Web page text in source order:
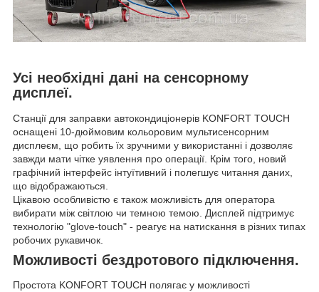
Усі необхідні дані на сенсорному
дисплеї.
Станції для заправки автокондиціонерів KONFORT TOUCH
оснащені 10-дюймовим кольоровим мультисенсорним
дисплеєм, що робить їх зручними у використанні і дозволяє
завжди мати чітке уявлення про операції. Крім того, новий
графічний інтерфейс інтуїтивний і полегшує читання даних,
що відображаються.
Цікавою особливістю є також можливість для оператора
вибирати між світлою чи темною темою. Дисплей підтримує
технологію "glove-touch" - реагує на натискання в різних типах
робочих рукавичок.
Можливості бездротового підключення.
Простота KONFORT TOUCH полягає у можливості